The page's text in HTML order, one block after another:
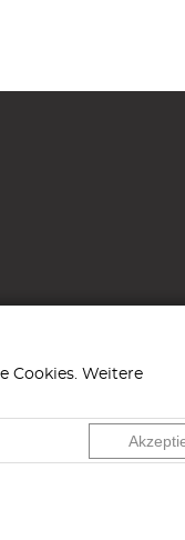
Cookies. Weitere